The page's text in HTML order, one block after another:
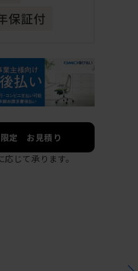
定 お見積り
応じて承ります。